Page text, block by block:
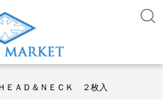
ＡＤ＆ＮＥＣＫ ２枚入